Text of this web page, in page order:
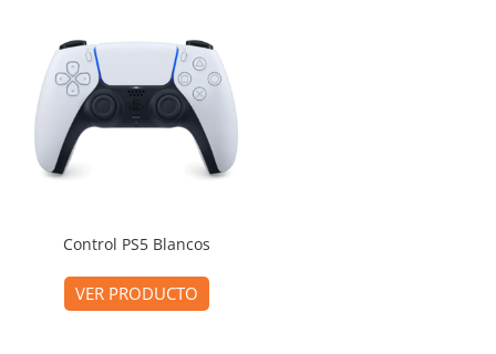
Control PS5 Blancos
VER PRODUCTO